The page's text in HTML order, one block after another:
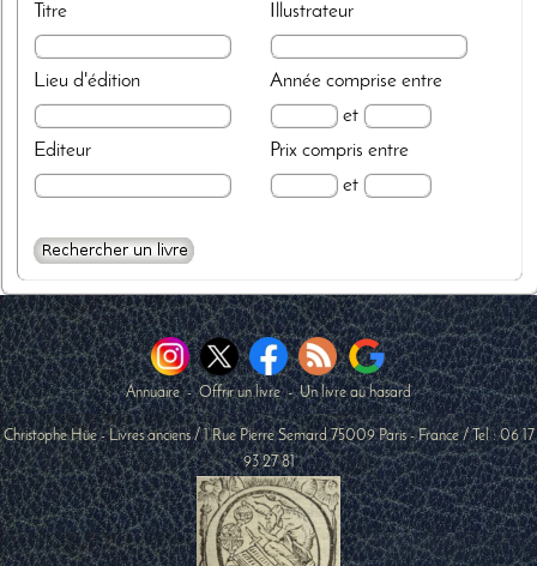
Titre
Lieu d'édition
Editeur
Illustrateur
Annéecomprise entre
et
Prixcompris entre
et
Annuaire-Offrir un livre-Un livre au hasard
Christophe Hüe - Livres anciens /1 Rue Pierre Semard 75009 Paris-France / Tel :06 17
93 27 81